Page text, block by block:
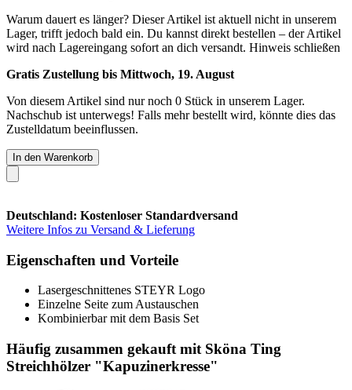
Warum dauert es länger? Dieser Artikel ist aktuell nicht in unserem
Lager, trifft jedoch bald ein. Du kannst direkt bestellen – der Artikel
wird nach Lagereingang sofort an dich versandt. Hinweis schließen
Gratis Zustellung bis Mittwoch, 19. August
Von diesem Artikel sind nur noch 0 Stück in unserem Lager.
Nachschub ist unterwegs! Falls mehr bestellt wird, könnte dies das
Zustelldatum beeinflussen.
In den Warenkorb
Deutschland: Kostenloser Standardversand
Weitere Infos zu Versand & Lieferung
Eigenschaften und Vorteile
Lasergeschnittenes STEYR Logo
Einzelne Seite zum Austauschen
Kombinierbar mit dem Basis Set
Häufig zusammen gekauft mit Sköna Ting
Streichhölzer "Kapuzinerkresse"